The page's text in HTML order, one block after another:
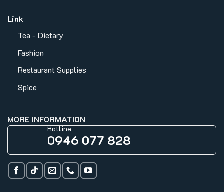
Link
Tea - Dietary
Fashion
Restaurant Supplies
Spice
MORE INFORMATION
Hotline
0946 077 828